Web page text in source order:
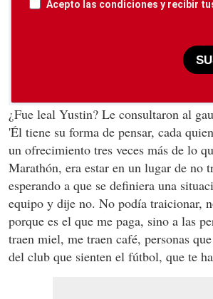
Acepto las condiciones y recibir
¿Fue leal Yustin? Le consultaron al
'Él tiene su forma de pensar, cada
un ofrecimiento tres veces más de lo
Marathón, era estar en un lugar de no
esperando a que se definiera una
equipo y dije no. No podía traicionar,
porque es el que me paga, sino a las
traen miel, me traen café, personas
del club que sienten el fútbol, que te